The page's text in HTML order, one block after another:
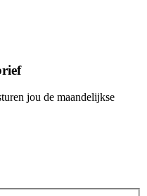
jou de maandelijkse